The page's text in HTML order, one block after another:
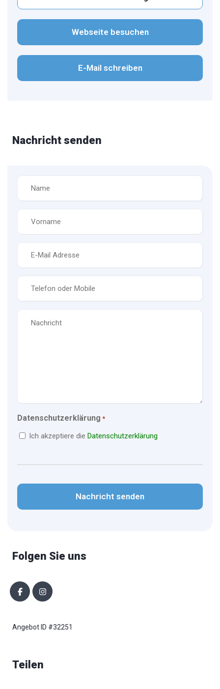
Webseite besuchen
E-Mail schreiben
Nachricht senden
*
Datenschutzerklärung *
Ich akzeptiere die Datenschutzerklärung
Folgen Sie uns
Angebot ID #32251
Teilen